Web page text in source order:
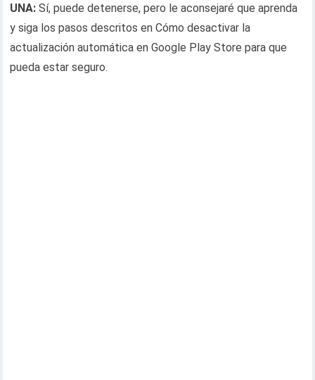
UNA:Sí, puede detenerse, pero le aconsejaré que aprenda
y siga los pasos descritos en Cómo desactivar la
actualización automática en Google Play Store para que
pueda estar seguro.